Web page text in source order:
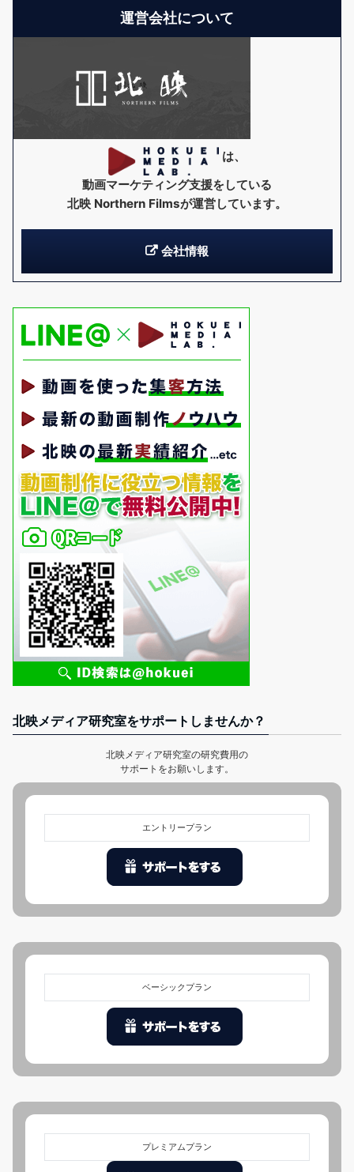
運営会社について
は、
動画マーケティング支援をしている
北映 Northern Filmsが運営しています。
会社情報
北映メディア研究室をサポートしませんか？
北映メディア研究室の研究費用の
サポートをお願いします。
エントリープラン
ベーシックプラン
プレミアムプラン